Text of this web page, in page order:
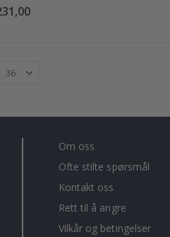
Om oss
Ofte stilte spørsmål
Kontakt oss
Rett til å angre
Vilkår og betingelser